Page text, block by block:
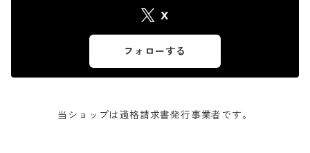
X
フォローする
当ショップは適格請求書発行事業者です。